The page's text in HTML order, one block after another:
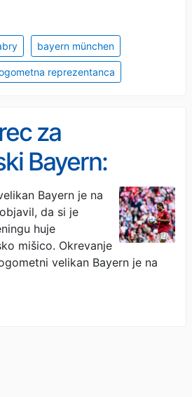
bayern münchen
reprezentanca
za
Bayern:
že
Bayern je na
da si je
huje
mišico. Okrevanje
velikan Bayern je na